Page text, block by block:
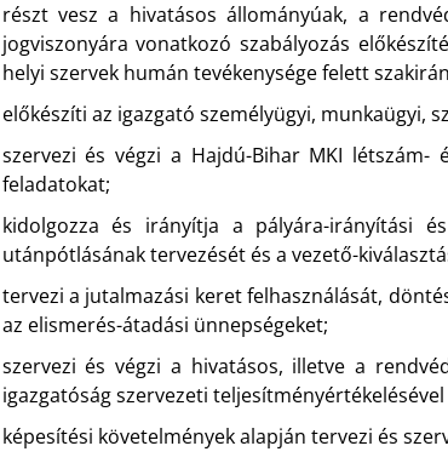
részt vesz a hivatásos állományúak, a
jogviszonyára vonatkozó szabályozás
helyi szervek humán tevékenysége felett
előkészíti az igazgató személyügyi, munkaügyi,
szervezi és végzi a Hajdú-Bihar MKI létszám-
feladatokat;
kidolgozza és irányítja a pályára-irányítási
utánpótlásának tervezését és a vezető-
tervezi a jutalmazási keret felhasználását,
az elismerés-átadási ünnepségeket;
szervezi és végzi a hivatásos, illetve a
igazgatóság szervezeti
képesítési követelmények alapján tervezi és